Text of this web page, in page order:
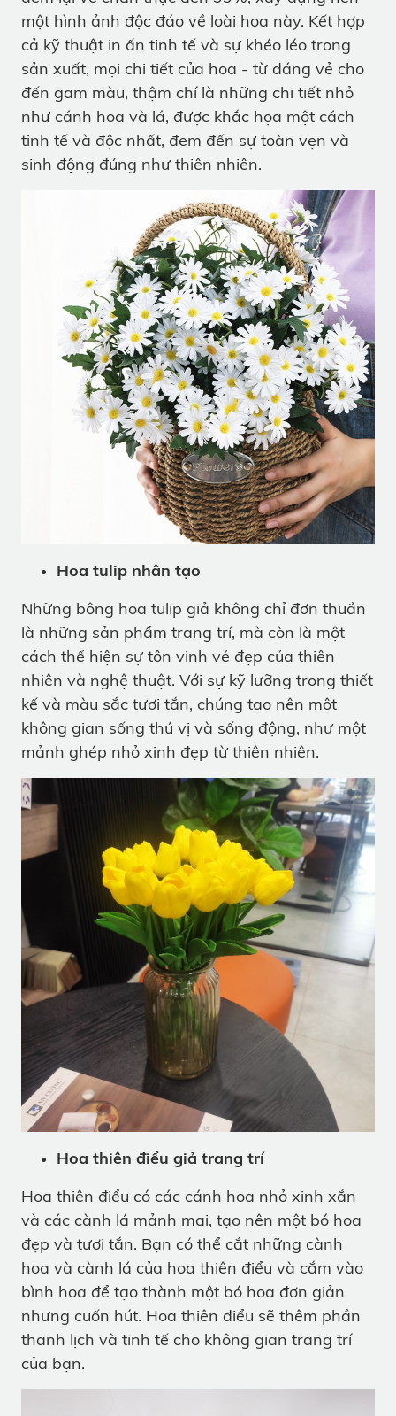
một hình ảnh độc đáo về loài hoa này. Kết hợp
cả kỹ thuật in ấn tinh tế và sự khéo léo trong
sản xuất, mọi chi tiết của hoa - từ dáng vẻ cho
đến gam màu, thậm chí là những chi tiết nhỏ
như cánh hoa và lá, được khắc họa một cách
tinh tế và độc nhất, đem đến sự toàn vẹn và
sinh động đúng như thiên nhiên.
Hoa tulip nhân tạo
Những bông hoa tulip giả không chỉ đơn thuần
là những sản phẩm trang trí, mà còn là một
cách thể hiện sự tôn vinh vẻ đẹp của thiên
nhiên và nghệ thuật. Với sự kỹ lưỡng trong thiết
kế và màu sắc tươi tắn, chúng tạo nên một
không gian sống thú vị và sống động, như một
mảnh ghép nhỏ xinh đẹp từ thiên nhiên.
Hoa thiên điểu giả trang trí
Hoa thiên điểu có các cánh hoa nhỏ xinh xắn
và các cành lá mảnh mai, tạo nên một bó hoa
đẹp và tươi tắn. Bạn có thể cắt những cành
hoa và cành lá của hoa thiên điểu và cắm vào
bình hoa để tạo thành một bó hoa đơn giản
nhưng cuốn hút. Hoa thiên điểu sẽ thêm phần
thanh lịch và tinh tế cho không gian trang trí
của bạn.